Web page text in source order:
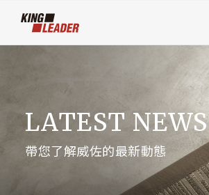
LATEST NEWS
帶您了解威佐的最新動態